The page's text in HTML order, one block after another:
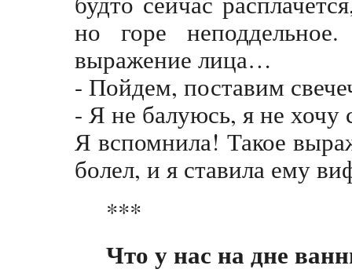
но горе
выражение лица…
- Пойдем, поставим
- Я не балуюсь, я не хочу
Я вспомнила! Такое
болел, и я ставила ему
***
Что у нас на дне